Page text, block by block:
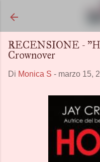
RECENSIONE -
Crownover
Di Monica S - marzo 15,